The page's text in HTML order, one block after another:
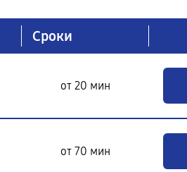
Сроки
от 20 мин
от 70 мин